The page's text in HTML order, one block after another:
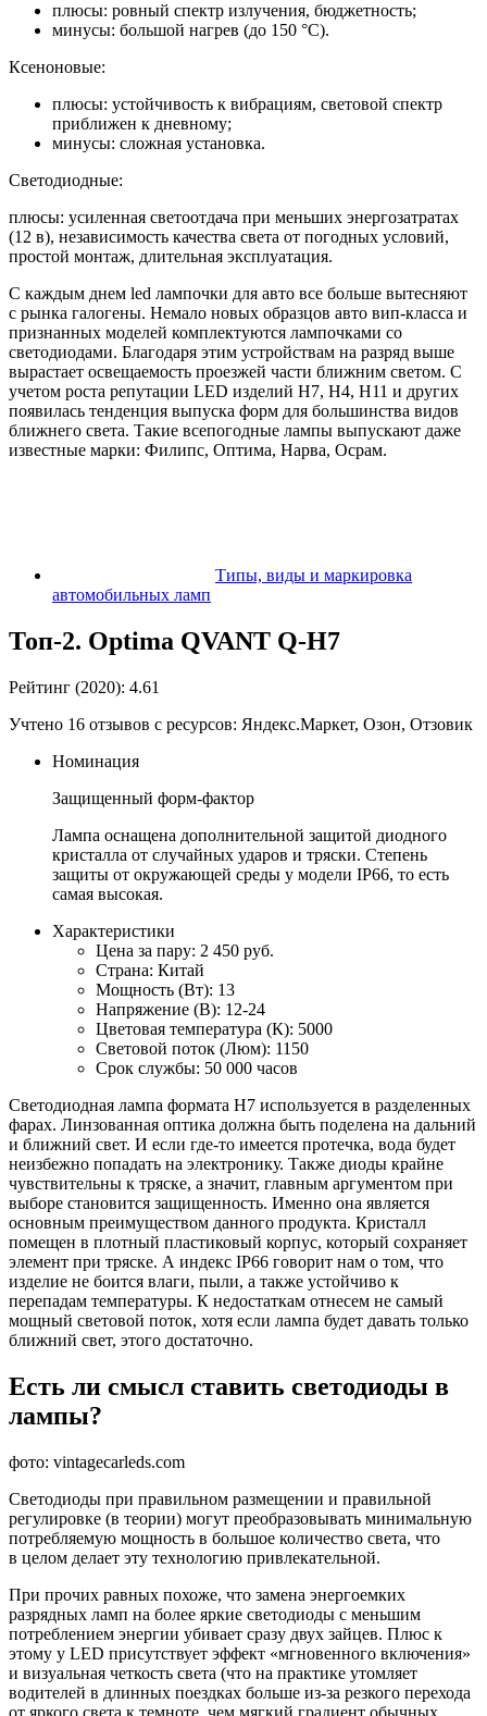
плюсы: ровный спектр излучения, бюджетность;
минусы: большой нагрев (до 150 °С).
Ксеноновые:
плюсы: устойчивость к вибрациям, световой спектр
приближен к дневному;
минусы: сложная установка.
Светодиодные:
плюсы: усиленная светоотдача при меньших энергозатратах
(12 в), независимость качества света от погодных условий,
простой монтаж, длительная эксплуатация.
С каждым днем led лампочки для авто все больше вытесняют
с рынка галогены. Немало новых образцов авто вип-класса и
признанных моделей комплектуются лампочками со
светодиодами. Благодаря этим устройствам на разряд выше
вырастает освещаемость проезжей части ближним светом. С
учетом роста репутации LED изделий H7, H4, H11 и других
появилась тенденция выпуска форм для большинства видов
ближнего света. Такие всепогодные лампы выпускают даже
известные марки: Филипс, Оптима, Нарва, Осрам.
Типы, виды и маркировка
автомобильных ламп
Топ-2. Optima QVANT Q-H7
Рейтинг (2020): 4.61
Учтено 16 отзывов с ресурсов: Яндекс.Маркет, Озон, Отзовик
Номинация
Защищенный форм-фактор
Лампа оснащена дополнительной защитой диодного
кристалла от случайных ударов и тряски. Степень
защиты от окружающей среды у модели IP66, то есть
самая высокая.
Характеристики
Цена за пару: 2 450 руб.
Страна: Китай
Мощность (Вт): 13
Напряжение (В): 12-24
Цветовая температура (К): 5000
Световой поток (Люм): 1150
Срок службы: 50 000 часов
Светодиодная лампа формата H7 используется в разделенных
фарах. Линзованная оптика должна быть поделена на дальний
и ближний свет. И если где-то имеется протечка, вода будет
неизбежно попадать на электронику. Также диоды крайне
чувствительны к тряске, а значит, главным аргументом при
выборе становится защищенность. Именно она является
основным преимуществом данного продукта. Кристалл
помещен в плотный пластиковый корпус, который сохраняет
элемент при тряске. А индекс IP66 говорит нам о том, что
изделие не боится влаги, пыли, а также устойчиво к
перепадам температуры. К недостаткам отнесем не самый
мощный световой поток, хотя если лампа будет давать только
ближний свет, этого достаточно.
Есть ли смысл ставить светодиоды в
лампы?
фото: vintagecarleds.com
Светодиоды при правильном размещении и правильной
регулировке (в теории) могут преобразовывать минимальную
потребляемую мощность в большое количество света, что
в целом делает эту технологию привлекательной.
При прочих равных похоже, что замена энергоемких
разрядных ламп на более яркие светодиоды с меньшим
потреблением энергии убивает сразу двух зайцев. Плюс к
этому у LED присутствует эффект «мгновенного включения»
и визуальная четкость света (что на практике утомляет
водителей в длинных поездках больше из-за резкого перехода
от яркого света к темноте, чем мягкий градиент обычных